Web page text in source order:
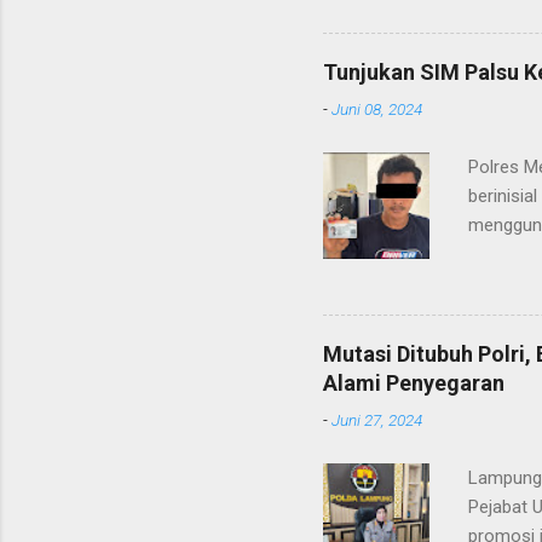
Heri
pidana,
Tunjukan SIM Palsu
-Juni 08, 2024
Polres
berinisial
dari
Mutasi Ditubuh Polri,
Alami Penyegaran
-Juni 27, 2024
Pejabat
promosi